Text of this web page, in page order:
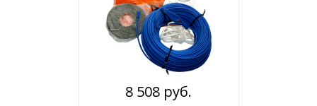
8 508 руб.